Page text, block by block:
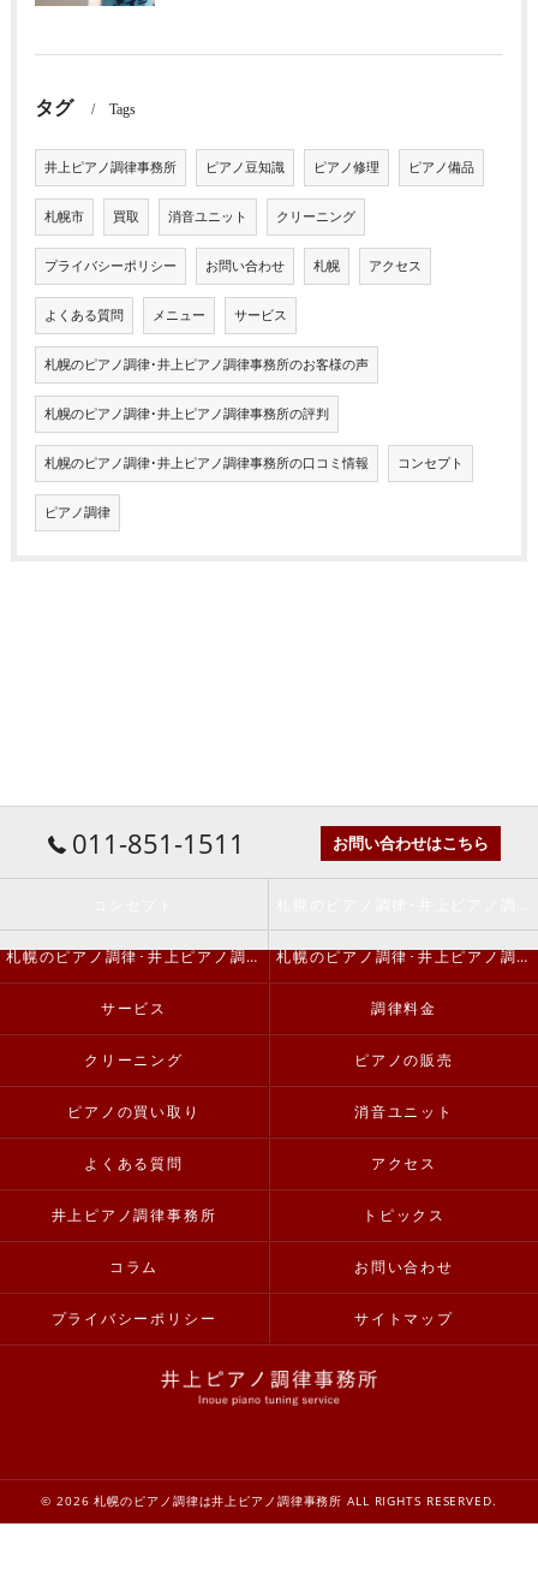
タグ Tags
井上ピアノ調律事務所 ピアノ豆知識 ピアノ修理 ピアノ備品
札幌市 買取 消音ユニット クリーニング
プライバシーポリシー お問い合わせ 札幌 アクセス
よくある質問 メニュー サービス
札幌のピアノ調律･井上ピアノ調律事務所のお客様の声
札幌のピアノ調律･井上ピアノ調律事務所の評判
札幌のピアノ調律･井上ピアノ調律事務所の口コミ情報 コンセプト
ピアノ調律
011-851-1511 お問い合わせはこちら
札幌のピアノ調律･井上ピアノ調律事務所の評判 札幌のピアノ調律･井上ピアノ調律事務所のお客様の声
サービス 調律料金
クリーニング ピアノの販売
ピアノの買い取り 消音ユニット
よくある質問 アクセス
井上ピアノ調律事務所 トピックス
コラム お問い合わせ
プライバシーポリシー サイトマップ
© 2026 札幌のピアノ調律は井上ピアノ調律事務所 ALL RIGHTS RESERVED.